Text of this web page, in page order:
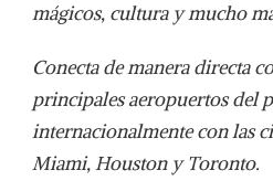
mágicos, cultura y mucho
Conecta de manera directa
principales aeropuertos del
internacionalmente con las
Miami, Houston y Toronto.